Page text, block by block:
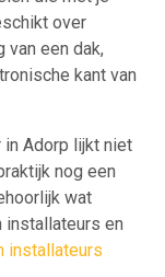
over
van een dak,
kant van
in Adorp lijkt niet
nog een
wat
en
installateurs